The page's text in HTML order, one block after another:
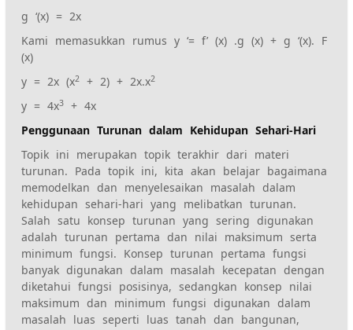
g ‘(x) = 2x
Kami memasukkan rumus y ‘= f’ (x) .g (x) + g ‘(x). F
(x)
y = 2x (x2 + 2) + 2x.x2
y = 4x3
+ 4x
Penggunaan Turunan dalam Kehidupan Sehari-Hari
Topik ini merupakan topik terakhir dari materi
turunan. Pada topik ini, kita akan belajar bagaimana
memodelkan dan menyelesaikan masalah dalam
kehidupan sehari-hari yang melibatkan turunan.
Salah satu konsep turunan yang sering digunakan
adalah turunan pertama dan nilai maksimum serta
minimum fungsi. Konsep turunan pertama fungsi
banyak digunakan dalam masalah kecepatan dengan
diketahui fungsi posisinya, sedangkan konsep nilai
maksimum dan minimum fungsi digunakan dalam
masalah luas seperti luas tanah dan bangunan,